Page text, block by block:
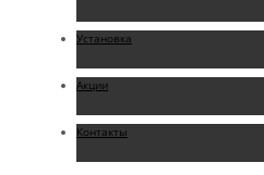
Установка
Акции
Контакты